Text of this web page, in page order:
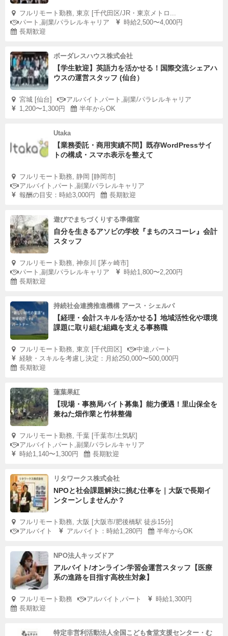
フルリモート勤務, 東京 [千代田区/JR・東京メトロ...
パート,副業/パラレルキャリア
時給2,500〜4,000円
長期歓迎
ボーダレスハウス株式会社
【学生歓迎】英語力を活かせる！国際交流シェアハ
ウスの運営スタッフ (仙台）
宮城 [仙台]
アルバイト,パート,副業/パラレルキャリア
1,200〜1,300円
半年からOK
Utaka
【業務委託・商用実績不問】既存WordPressサイ
トの構成・スマホ表示を整えて
フルリモート勤務, 静岡 [静岡市]
アルバイト,パート,副業/パラレルキャリア
報酬の目安：時給3,000円
長期歓迎
遊びでまちづくりする準備室
自分を生きるアソビの学校『まちのスコーレ』会計
スタッフ
フルリモート勤務, 神奈川 [茅ヶ崎市]
パート,副業/パラレルキャリア
時給1,800〜2,200円
長期歓迎
持続社会連携推進機構 アース・シェルパ
【経理・会計スキルを活かせる】地域活性化や環境
課題に取り組む組織を支える事務職
フルリモート勤務, 東京 [千代田区]
中途,パート
経験・スキルを考慮し決定：月給250,000〜500,000円
長期歓迎
蓮葉果紅
【現場・事務局バイト募集】能力優遇！里山保全を
兼ねた畑作業と竹林整備
フルリモート勤務, 千葉 [千葉市/土気駅]
アルバイト,パート,副業/パラレルキャリア
時給1,140〜1,300円
長期歓迎
リタワークス株式会社
NPOと社会課題解決に挑む仕事を｜大阪で長期イ
ンターンしませんか？
フルリモート勤務, 大阪 [大阪市/肥後橋駅 徒歩15分]
アルバイト
アルバイト：時給1,280円 半年からOK
NPO法人キッズドア
アルバイト/オンライン学習会運営スタッフ【医療
系の進路を目指す高校生対象】
フルリモート勤務 アルバイト,パート
時給1,300円
長期歓迎
特定非営利活動法人全国こども食堂支援センター・む